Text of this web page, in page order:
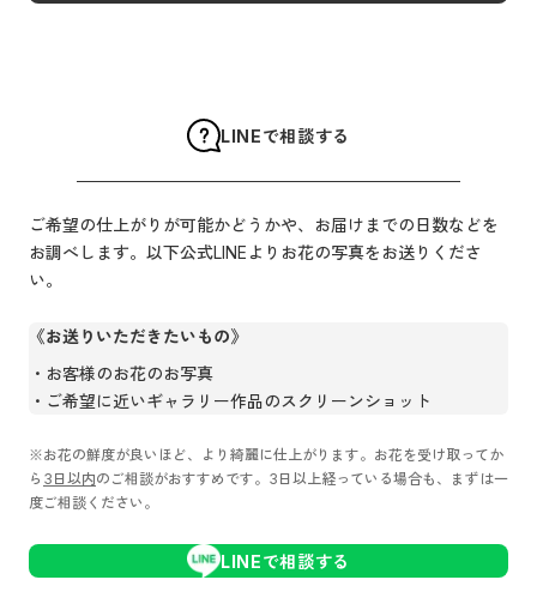
LINEで相談する
ご希望の仕上がりが可能かどうかや、お届けまでの日数などを
お調べします。以下公式LINEよりお花の写真をお送りくださ
い。
《お送りいただきたいもの》
お客様のお花のお写真
ご希望に近いギャラリー作品のスクリーンショット
※お花の鮮度が良いほど、より綺麗に仕上がります。お花を受け取ってか
ら 3日以内のご相談がおすすめです。3日以上経っている場合も、まずは一
度ご相談ください。
LINEで相談する